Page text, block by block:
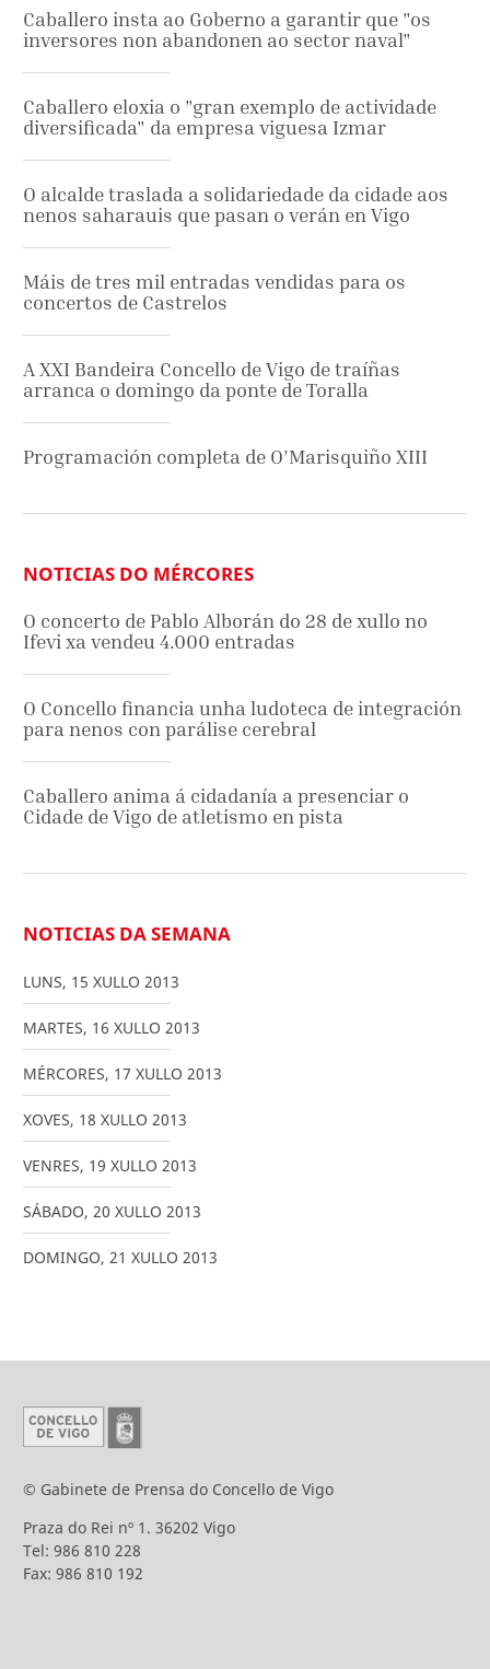
Caballero insta ao Goberno a garantir que "os
inversores non abandonen ao sector naval"
Caballero eloxia o "gran exemplo de actividade
diversificada" da empresa viguesa Izmar
O alcalde traslada a solidariedade da cidade aos
nenos saharauis que pasan o verán en Vigo
Máis de tres mil entradas vendidas para os
concertos de Castrelos
A XXI Bandeira Concello de Vigo de traíñas
arranca o domingo da ponte de Toralla
Programación completa de O’Marisquiño XIII
NOTICIAS DO MÉRCORES
O concerto de Pablo Alborán do 28 de xullo no
Ifevi xa vendeu 4.000 entradas
O Concello financia unha ludoteca de integración
para nenos con parálise cerebral
Caballero anima á cidadanía a presenciar o
Cidade de Vigo de atletismo en pista
NOTICIAS DA SEMANA
LUNS, 15 XULLO 2013
MARTES, 16 XULLO 2013
MÉRCORES, 17 XULLO 2013
XOVES, 18 XULLO 2013
VENRES, 19 XULLO 2013
SÁBADO, 20 XULLO 2013
DOMINGO, 21 XULLO 2013
© Gabinete de Prensa do Concello de Vigo
Praza do Rei nº 1. 36202 Vigo
Tel: 986 810 228
Fax: 986 810 192